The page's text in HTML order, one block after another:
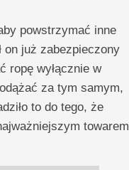
powstrzymać inne
on już zabezpieczony
ropę wyłącznie w
za tym samym,
to do tego, że
towarem